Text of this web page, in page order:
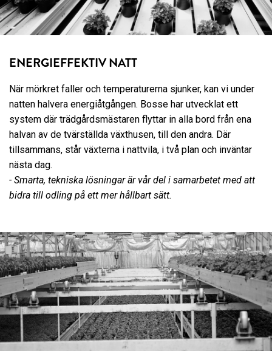
ENERGIEFFEKTIV NATT
När mörkret faller och temperaturerna sjunker, kan vi under
natten halvera energiåtgången. Bosse har utvecklat ett
system där trädgårdsmästaren flyttar in alla bord från ena
halvan av de tvärställda växthusen, till den andra. Där
tillsammans, står växterna i nattvila, i två plan och inväntar
nästa dag.
- Smarta, tekniska lösningar är vår del i samarbetet med att
bidra till odling på ett mer hållbart sätt.